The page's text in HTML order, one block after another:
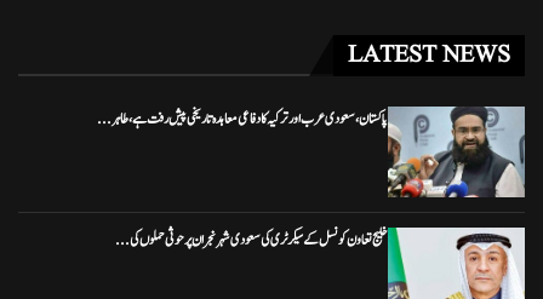
LATEST NEWS
پاکستان، سعودی عرب اور ترکیہ کا دفاعی معاہدہ تاریخی پیش رفت ہے، طاہر...
خلیج تعاون کونسل کے سیکرٹری کی سعودی شہر نجران پر حوثی حملوں کی...